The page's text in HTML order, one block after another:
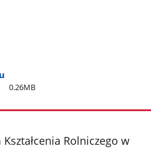
0.26MB
Kształcenia Rolniczego w